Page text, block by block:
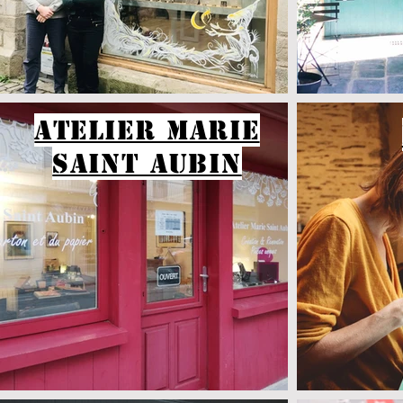
ATELIER MARIE
SAINT AUBIN